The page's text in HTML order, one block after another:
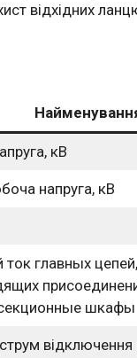
відхідних
кВ
напруга, кВ
главных
шкафы